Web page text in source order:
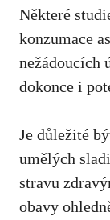
Některé
konzumace
nežádoucích
dokonce i
Je důležité
umělých
⁤stravu
obavy